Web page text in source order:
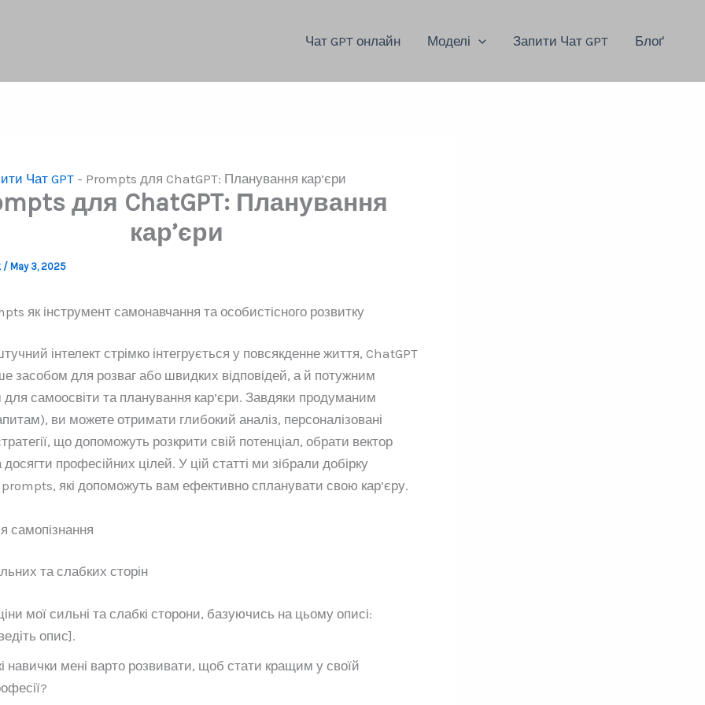
Чат GPT онлайн Моделі Запити Чат GPT Блоґ
Чат GPT- Prompts для ChatGPT: Планування кар’єри
для ChatGPT: Планування
кар’єри
/ May 3, 2025
як інструмент самонавчання та особистісного розвитку
інтелект стрімко інтегрується у повсякденне життя, ChatGPT
засобом для розваг або швидких відповідей, а й потужним
для самоосвіти та планування кар’єри. Завдяки продуманим
ви можете отримати глибокий аналіз, персоналізовані
що допоможуть розкрити свій потенціал, обрати вектор
досягти професійних цілей. У цій статті ми зібрали добірку
які допоможуть вам ефективно спланувати свою кар’єру.
самопізнання
та слабких сторін
мої сильні та слабкі сторони, базуючись на цьому описі:
опис].
навички мені варто розвивати, щоб стати кращим у своїй